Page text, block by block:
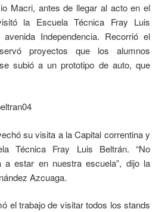
Macri, antes de llegar al acto en el
la Escuela Técnica Fray Luis
Independencia. Recorrió el
proyectos que los alumnos
subió a un prototipo de auto, que
su visita a la Capital correntina y
Técnica Fray Luis Beltrán. “No
a estar en nuestra escuela”, dijo la
Azcuaga.
el trabajo de visitar todos los stands